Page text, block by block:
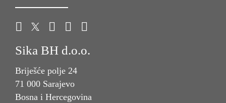
Sika BH d.o.o.
Briješće polje 24
71 000 Sarajevo
Bosna i Hercegovina